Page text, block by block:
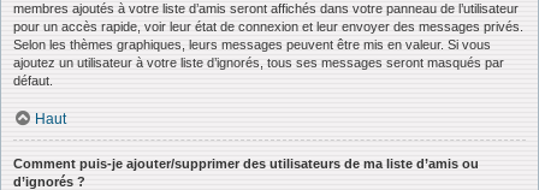
membres ajoutés à votre liste d’amis seront affichés dans votre panneau de l’utilisateur
pour un accès rapide, voir leur état de connexion et leur envoyer des messages privés.
Selon les thèmes graphiques, leurs messages peuvent être mis en valeur. Si vous
ajoutez un utilisateur à votre liste d’ignorés, tous ses messages seront masqués par
défaut.
Haut
Comment puis-je ajouter/supprimer des utilisateurs de ma liste d’amis ou
d’ignorés ?